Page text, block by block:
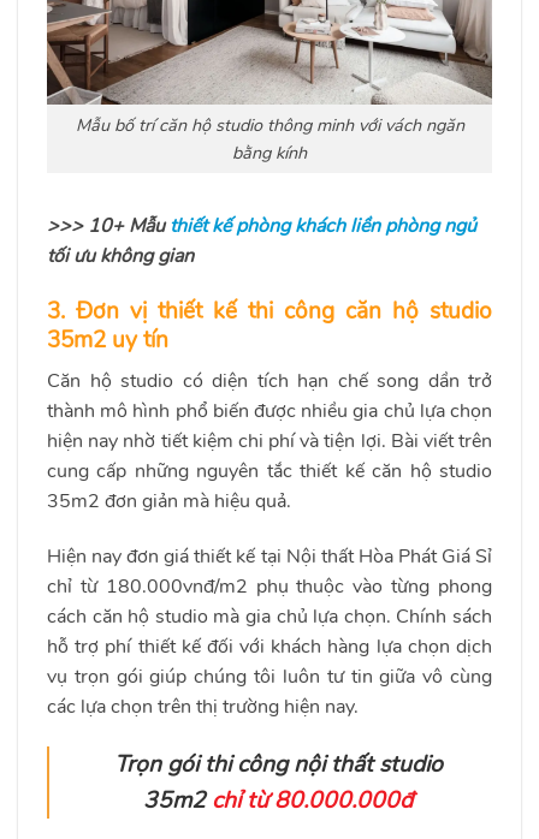
Mẫu bố trí căn hộ studio thông minh với vách ngăn
bằng kính
>>> 10+ Mẫuthiết kế phòng khách liền phòng ngủ
tối ưu không gian
3. Đơn vị thiết kế thi công căn hộ studio
35m2 uy tín
Căn hộ studio có diện tích hạn chế song dần trở
thành mô hình phổ biến được nhiều gia chủ lựa chọn
hiện nay nhờ tiết kiệm chi phí và tiện lợi. Bài viết trên
cung cấp những nguyên tắc thiết kế căn hộ studio
35m2 đơn giản mà hiệu quả.
Hiện nay đơn giá thiết kế tại Nội thất Hòa Phát Giá Sỉ
chỉ từ 180.000vnđ/m2 phụ thuộc vào từng phong
cách căn hộ studio mà gia chủ lựa chọn. Chính sách
hỗ trợ phí thiết kế đối với khách hàng lựa chọn dịch
vụ trọn gói giúp chúng tôi luôn tư tin giữa vô cùng
các lựa chọn trên thị trường hiện nay.
Trọn gói thi công nội thất studio
35m2chỉ từ 80.000.000đ